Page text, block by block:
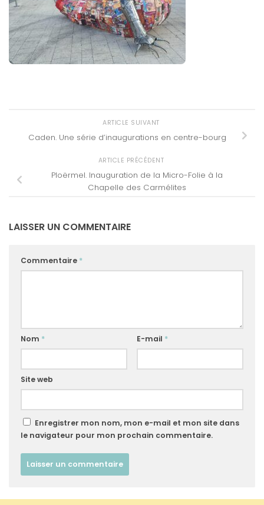
ARTICLE SUIVANT
Caden. Une série d’inaugurations en centre-bourg
ARTICLE PRÉCÉDENT
Ploërmel. Inauguration de la Micro-Folie à la
Chapelle des Carmélites
LAISSER UN COMMENTAIRE
Commentaire *
Nom * E-mail *
Site web
Enregistrer mon nom, mon e-mail et mon site dans
le navigateur pour mon prochain commentaire.